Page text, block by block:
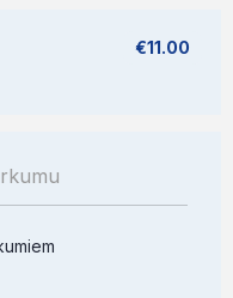
€11.00